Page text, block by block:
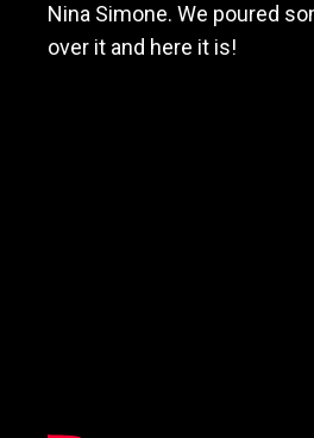
k
Nina Simone. We poured
over it and here it is!